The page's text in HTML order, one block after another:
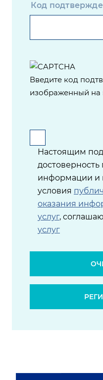
Код
Введите код
изображенный на
Настоящим
информации
условия
оказания
услуг,
услуг